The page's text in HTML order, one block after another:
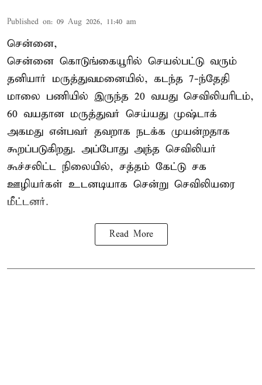
Published on: 09 Aug 2026, 11:40 am
சென்னை,
சென்னை கொடுங்கையூரில் செயல்பட்டு வரும்
தனியார் மருத்துவமனையில், கடந்த 7-ந்தேதி
மாலை பணியில் இருந்த 20 வயது செவிலியரிடம்,
60 வயதான மருத்துவர் செய்யது முஷ்டாக்
அகமது என்பவர் தவறாக நடக்க முயன்றதாக
கூறப்படுகிறது. அப்போது அந்த செவிலியர்
கூச்சலிட்ட நிலையில், சத்தம் கேட்டு சக
ஊழியர்கள் உடனடியாக சென்று செவிலியரை
மீட்டனர்.
Read More